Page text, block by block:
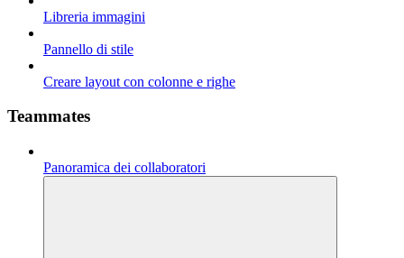
Libreria immagini
Pannello di stile
Creare layout con colonne e righe
Teammates
Panoramica dei collaboratori